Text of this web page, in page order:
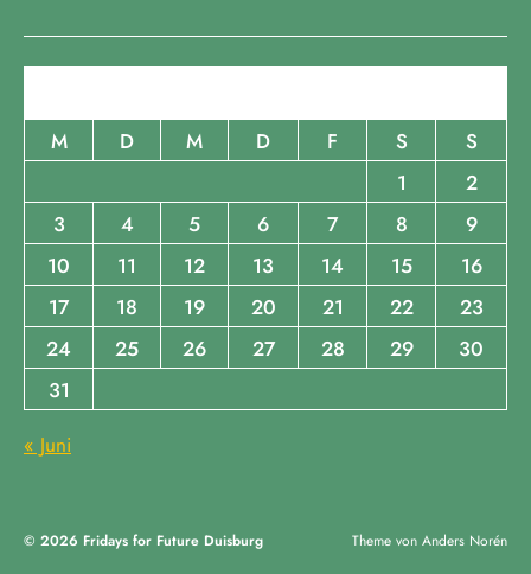
M
D M D F S
S
1
2
3
4 5 6 7 8
9
10
11 12 13 14 15
16
17
18 19 20 21 22
23
24
25 26 27 28 29
30
31
« Juni
© 2026 Fridays for Future Duisburg Theme von Anders Norén